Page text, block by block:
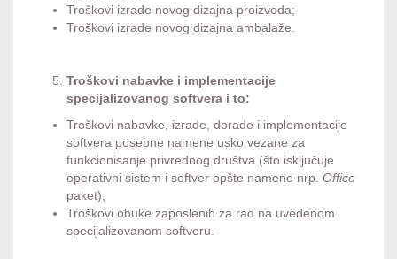
Troškovi izrade novog dizajna proizvoda;
Troškovi izrade novog dizajna ambalaže.
Troškovi nabavke i implementacije
specijalizovanog softvera i to:
Troškovi nabavke, izrade, dorade i implementacije
softvera posebne namene usko vezane za
funkcionisanje privrednog društva (što isključuje
operativni sistem i softver opšte namene nrp. Office
paket);
Troškovi obuke zaposlenih za rad na uvedenom
specijalizovanom softveru.